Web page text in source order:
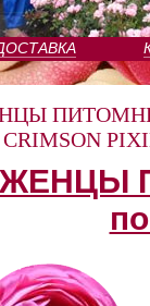
CRIMSON